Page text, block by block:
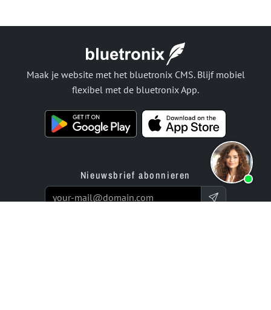
Maak je website met het bluetronix CMS. Blijf mobiel
flexibel met de bluetronix App.
Nieuwsbrief abonnieren